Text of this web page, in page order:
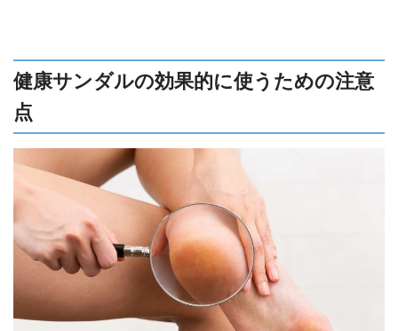
健康サンダルの効果的に使うための注意
点